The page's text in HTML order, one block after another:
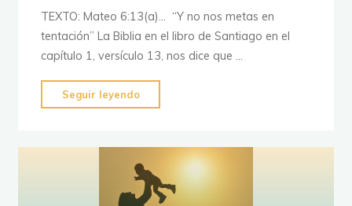
TEXTO: Mateo 6:13(a)… “Y no nos metas en
tentación” La Biblia en el libro de Santiago en el
capítulo 1, versículo 13, nos dice que …
Seguir leyendo
razones
orar
a
Dios: